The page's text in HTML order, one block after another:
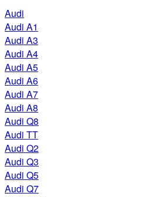
Audi
Audi A1
Audi A3
Audi A4
Audi A5
Audi A6
Audi A7
Audi A8
Audi Q8
Audi TT
Audi Q2
Audi Q3
Audi Q5
Audi Q7